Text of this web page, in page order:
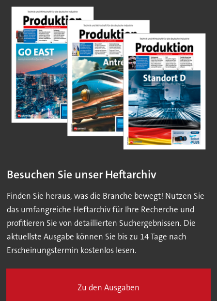
Besuchen Sie unser Heftarchiv
Finden Sie heraus, was die Branche bewegt! Nutzen Sie
das umfangreiche Heftarchiv für Ihre Recherche und
profitieren Sie von detaillierten Suchergebnissen. Die
aktuellste Ausgabe können Sie bis zu 14 Tage nach
Erscheinungstermin kostenlos lesen.
Zu den Ausgaben